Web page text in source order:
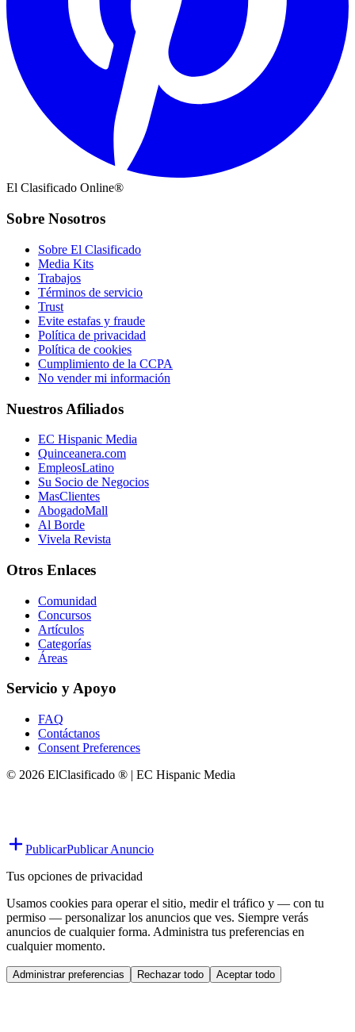
El Clasificado Online®
Sobre Nosotros
Sobre El Clasificado
Media Kits
Trabajos
Términos de servicio
Trust
Evite estafas y fraude
Política de privacidad
Política de cookies
Cumplimiento de la CCPA
No vender mi información
Nuestros Afiliados
EC Hispanic Media
Quinceanera.com
EmpleosLatino
Su Socio de Negocios
MasClientes
AbogadoMall
Al Borde
Vivela Revista
Otros Enlaces
Comunidad
Concursos
Artículos
Categorías
Áreas
Servicio y Apoyo
FAQ
Contáctanos
Consent Preferences
© 2026 ElClasificado ® | EC Hispanic Media
PublicarPublicar Anuncio
Tus opciones de privacidad
Usamos cookies para operar el sitio, medir el tráfico y — con tu
permiso — personalizar los anuncios que ves. Siempre verás
anuncios de cualquier forma. Administra tus preferencias en
cualquier momento.
Administrar preferencias Rechazar todo Aceptar todo